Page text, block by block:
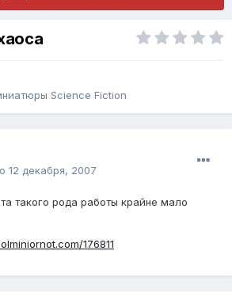
Science Fiction
12 декабря, 2007
такого рода работы крайне мало
176811